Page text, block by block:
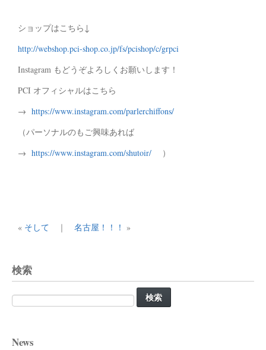
ショップはこちら↓
http://webshop.pci-shop.co.jp/fs/pcishop/c/grpci
Instagram もどうぞよろしくお願いします！
PCI オフィシャルはこちら
→ https://www.instagram.com/parlerchiffons/
（パーソナルのもご興味あれば
→ https://www.instagram.com/shutoir/ ）
« そして ｜ 名古屋！！！ »
検索
検
索:
News